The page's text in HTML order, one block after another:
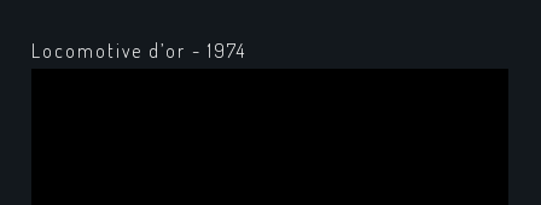
Locomotive d’or - 1974